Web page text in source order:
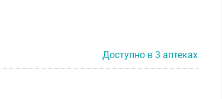
Доступно в 3 аптеках